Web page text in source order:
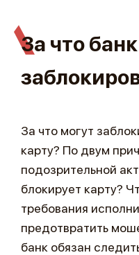
За что
За что могут
карту? По двум
подозрительной
блокирует карту?
требования
предотвратить
банк обязан